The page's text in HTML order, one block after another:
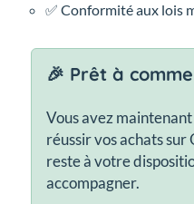
✅ Conformité aux lois
🎉 Prêt à
Vous avez
réussir vos achats
reste à votre
accompagner.